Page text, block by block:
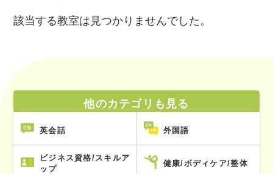
該当する教室は見つかりませんでした。
他のカテゴリも見る
英会話 外国語
ビジネス資格/スキルア
ップ
健康/ボディケア/整体